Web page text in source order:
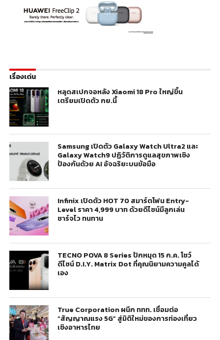
เรื่องเด่น
หลุดสเปกจอหลัง Xiaomi 18 Pro ใหญ่ขึ้น
เตรียมเปิดตัว กย.นี้
Samsung เปิดตัว Galaxy Watch Ultra2 และ
Galaxy Watch9 ปฏิวัติการดูแลสุขภาพเชิง
ป้องกันด้วย AI อัจฉริยะบนข้อมือ
Infinix เปิดตัว HOT 70 สมาร์ตโฟน Entry-
Level ราคา 4,999 บาท ด้วยดีไซน์มีลูกเล่น
ชาร์จไว ทนทาน
TECNO POVA 8 Series ปักหมุด 15 ก.ค. โชว์
ดีไซน์ D.I.Y. Matrix Dot ที่คุณนิยามความคูลได้
เอง
True Corporation ผนึก ททท. เชื่อมต่อ
“สัญญาณแรง 5G” สู่มิติใหม่ของการท่องเที่ยว
เชิงอาหารไทย